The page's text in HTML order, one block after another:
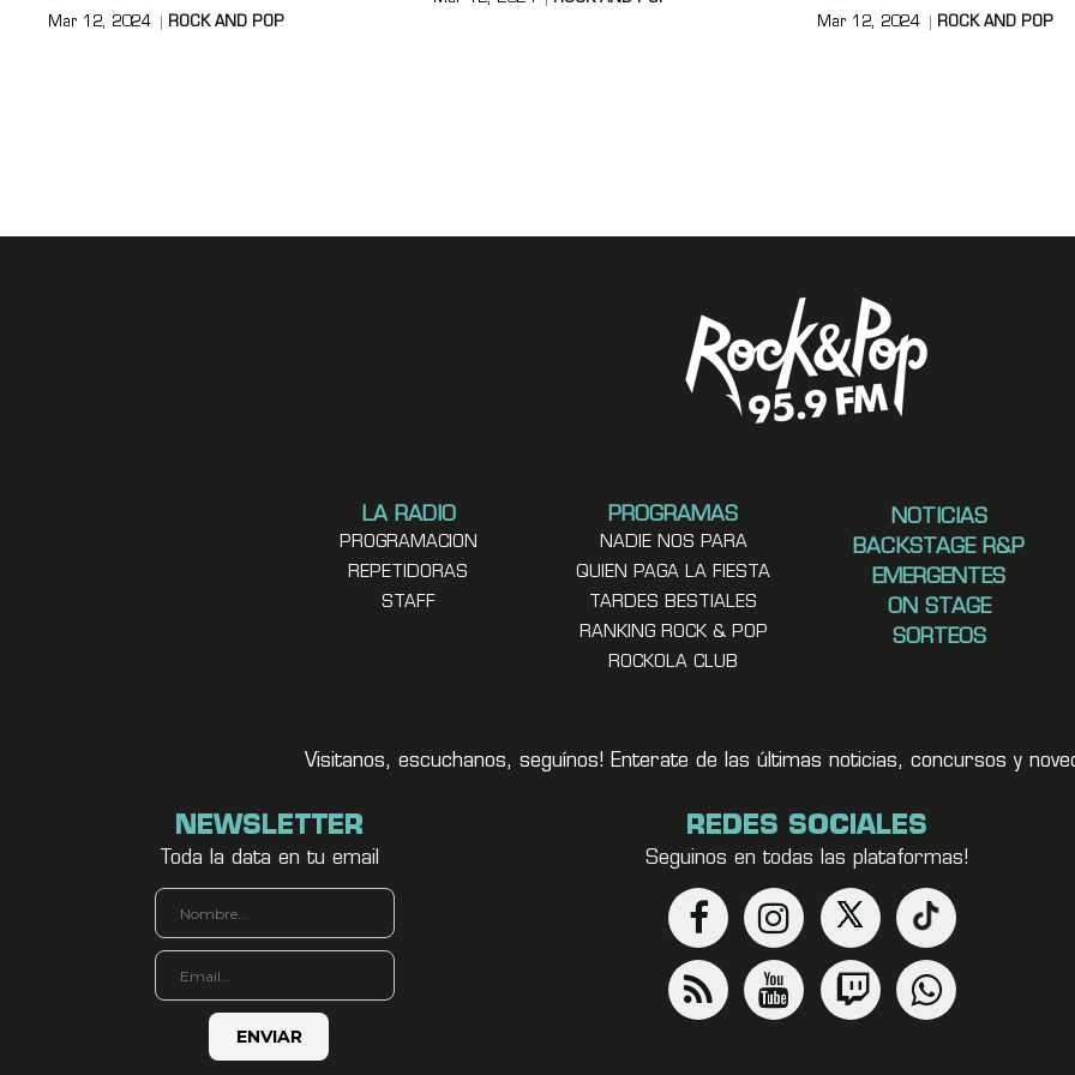
Mar 12, 2024 ROCK AND POP Mar 12, 2024 ROCK AND POP
LA RADIO
PROGRAMACION
REPETIDORAS
STAFF
PROGRAMAS
NADIE NOS PARA
QUIEN PAGA LA FIESTA
TARDES BESTIALES
RANKING ROCK & POP
ROCKOLA CLUB
NOTICIAS
BACKSTAGE R&P
EMERGENTES
ON STAGE
SORTEOS
Visitanos, escuchanos, seguínos! Enterate de las últimas noticias, concursos y
NEWSLETTER
Toda la data en tu email
REDES SOCIALES
Seguinos en todas las plataformas!